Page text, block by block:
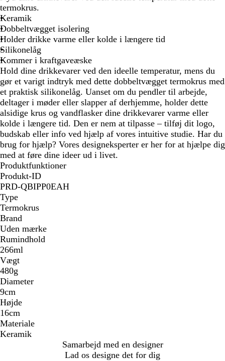
e
m
e
f
a
r
v
e
t
b
l
å
r
k
e
g
r
å
termokrus.
Keramik
Dobbeltvægget isolering
Holder drikke varme eller kolde i længere tid
Silikonelåg
Kommer i kraftgaveæske
Hold dine drikkevarer ved den ideelle temperatur, mens du
gør et varigt indtryk med dette dobbeltvægget termokrus med
et praktisk silikonelåg. Uanset om du pendler til arbejde,
deltager i møder eller slapper af derhjemme, holder dette
alsidige krus og vandflasker dine drikkevarer varme eller
kolde i længere tid. Den er nem at tilpasse – tilføj dit logo,
budskab eller info ved hjælp af vores intuitive studie. Har du
brug for hjælp? Vores designeksperter er her for at hjælpe dig
med at føre dine ideer ud i livet.
Produktfunktioner
Produkt-ID
PRD-QBIPP0EAH
Type
Termokrus
Brand
Uden mærke
Rumindhold
266ml
Vægt
480g
Diameter
9cm
Højde
16cm
Materiale
Keramik
Samarbejd med en designer
Lad os designe det for dig